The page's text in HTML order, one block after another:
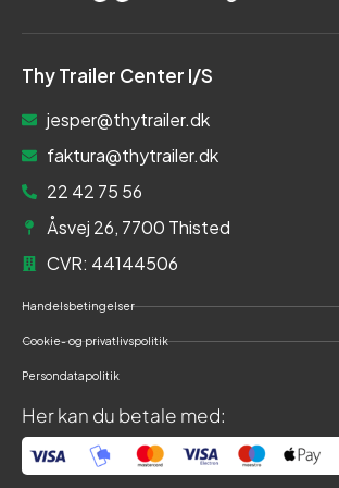
Thy Trailer Center I/S
jesper@thytrailer.dk
faktura@thytrailer.dk
22 42 75 56
Åsvej 26, 7700 Thisted
CVR: 44144506
Handelsbetingelser
Cookie- og privatlivspolitik
Persondatapolitik
Her kan du betale med: